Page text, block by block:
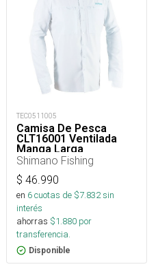
TEC0511005
Camisa De Pesca
CLT16001 Ventilada
Manga Larga
Shimano Fishing
$ 46.990
en 6cuotas de $7.832sin
interés
ahorras $1.880 por
transferencia.
Disponible